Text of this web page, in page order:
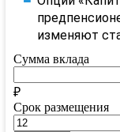
изменяют